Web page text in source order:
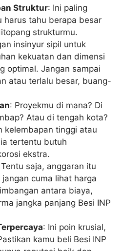
Struktur: Ini paling
harus tahu berapa besar
strukturmu.
insinyur sipil untuk
kekuatan dan dimensi
optimal. Jangan sampai
atau terlalu besar, buang-
: Proyekmu di mana? Di
Atau di tengah kota?
kelembapan tinggi atau
tertentu butuh
ekstra.
saja, anggaran itu
cuma lihat harga
antara biaya,
jangka panjang Besi INP
: Ini poin krusial,
kamu beli Besi INP